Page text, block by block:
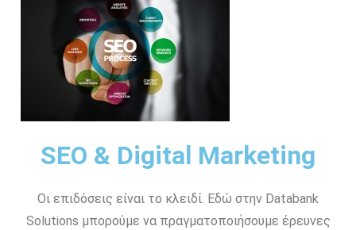
SEO & Digital Marketing
Οι επιδόσεις είναι το κλειδί. Εδώ στην Databank
Solutions μπορούμε να πραγματοποιήσουμε έρευνες